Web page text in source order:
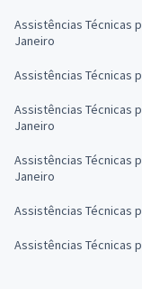
Assistências Técnicas
Janeiro
Assistências Técnicas
Assistências Técnicas
Janeiro
Assistências Técnicas
Janeiro
Assistências Técnicas
Assistências Técnicas